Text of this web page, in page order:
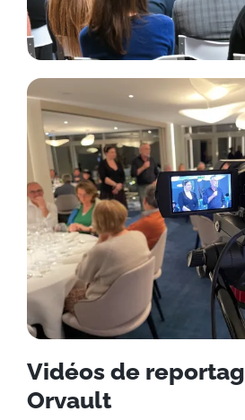
Vidéos de
Orvault